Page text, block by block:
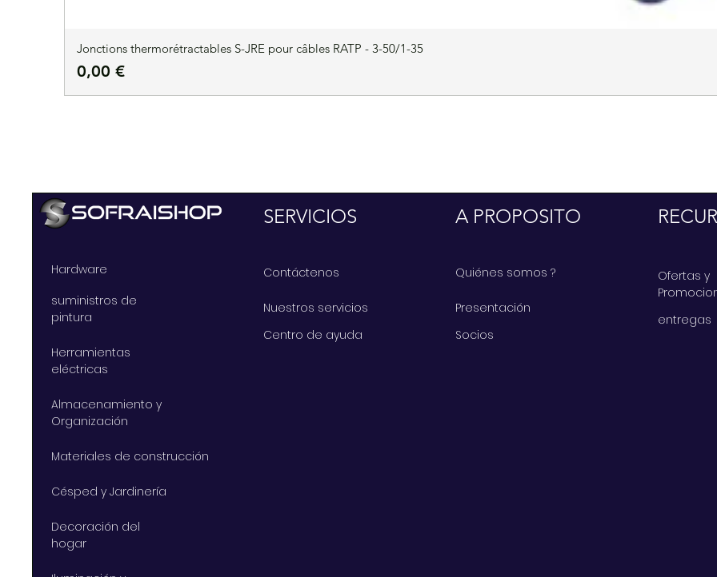
Jonctions thermorétractables S-JRE pour câbles RATP - 3-50/1-35
Precio
0,00 €
Hardware
suministros de
pintura
Herramientas
eléctricas
Almacenamiento y
Organización
Materiales de construcción
Césped y Jardinería
Decoración del
hogar
SERVICIOS
Contáctenos
Nuestros servicios
Centro de ayuda
A PROPOSITO
Quiénes somos ?
Presentación
Socios
Ofertas y
entregas